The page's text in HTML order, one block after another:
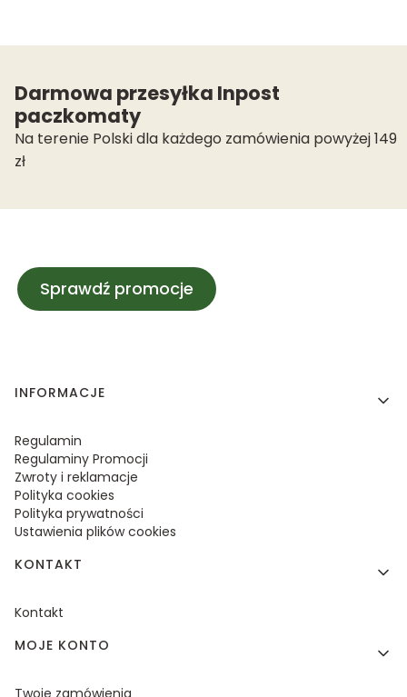
Darmowa przesyłka Inpost
paczkomaty
Na terenie Polski dla każdego zamówienia powyżej 149
zł
Sprawdź promocje
Linki w stopce
INFORMACJE
Regulamin
Regulaminy Promocji
Zwroty i reklamacje
Polityka cookies
Polityka prywatności
Ustawienia plików cookies
KONTAKT
Kontakt
MOJE KONTO
Twoje zamówienia